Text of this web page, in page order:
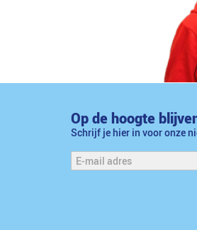
Op de hoogte
Schrijf je hier in voor onze